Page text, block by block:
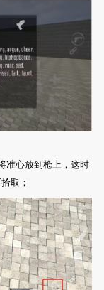
准心放到枪上，这时
取；